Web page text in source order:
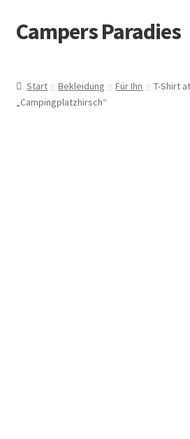
Zur
Navigation
Zum
Inhalt
Campers Paradies
Ausstattung
Start Bekleidung Für Ihn
T-Shirt
„Campingplatzhirsch“